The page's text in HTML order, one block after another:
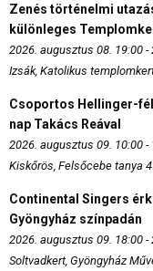
Zenés történelmi
különleges
2026. augusztus 08. 19:00 -
Izsák, Katolikus
Csoportos Hellinger-
nap Takács Reával
2026. augusztus 09. 10:00 -
Kiskőrös, Felsőcebe tanya
Continental Singers
Gyöngyház színpadán
2026. augusztus 09. 18:00 -
Soltvadkert, Gyöngyház